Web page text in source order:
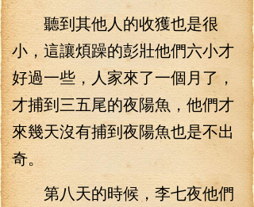
聽到其他人的收獲也是很
小，這讓煩躁的彭壯他們六小才
好過一些，人家來了一個月了，
才捕到三五尾的夜陽魚，他們才
來幾天沒有捕到夜陽魚也是不出
奇。
第八天的時候，李七夜他們